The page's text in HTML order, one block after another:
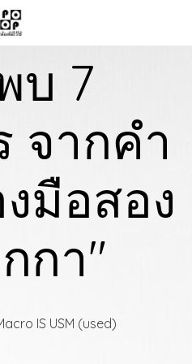
บ 7
จากคำ
มือสอง
กา"
IS USM (used)